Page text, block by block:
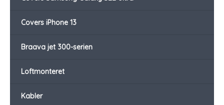
Covers iPhone 13
Braava jet 300-serien
Loftmonteret
Kabler